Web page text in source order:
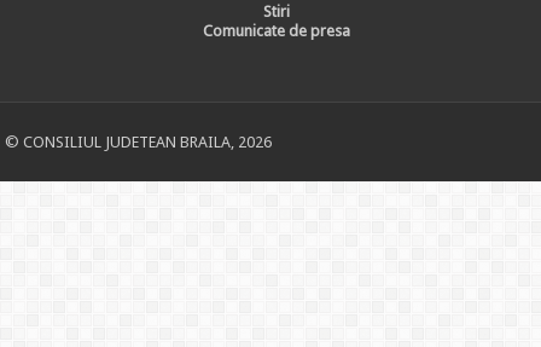
Stiri
Comunicate de presa
© CONSILIUL JUDETEAN BRAILA, 2026